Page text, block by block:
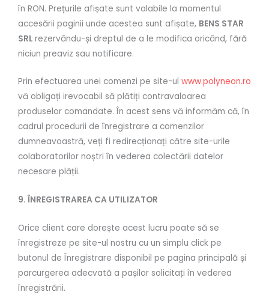
în RON. Prețurile afișate sunt valabile la momentul
accesării paginii unde acestea sunt afișate, BENS STAR
SRL rezervându-și dreptul de a le modifica oricând, fără
niciun preaviz sau notificare.
Prin efectuarea unei comenzi pe site-ul www.polyneon.ro
vă obligați irevocabil să plătiți contravaloarea
produselor comandate. În acest sens vă informăm că, în
cadrul procedurii de înregistrare a comenzilor
dumneavoastră, veți fi redirecționați către site-urile
colaboratorilor noștri în vederea colectării datelor
necesare plății.
9. ÎNREGISTRAREA CA UTILIZATOR
Orice client care dorește acest lucru poate să se
înregistreze pe site-ul nostru cu un simplu click pe
butonul de Înregistrare disponibil pe pagina principală și
parcurgerea adecvată a pașilor solicitați în vederea
înregistrării.